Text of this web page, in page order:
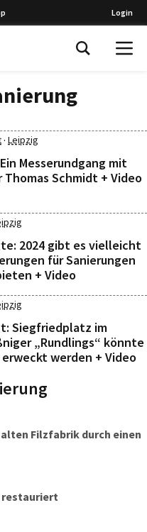
Login
· Leipzig
Messerundgang mit
Schmidt + Video
2024 gibt es vielleicht
für Sanierungen
+ Video
Siegfriedplatz im
„Rundlings“ könnte
werden + Video
Filzfabrik durch einen
restauriert